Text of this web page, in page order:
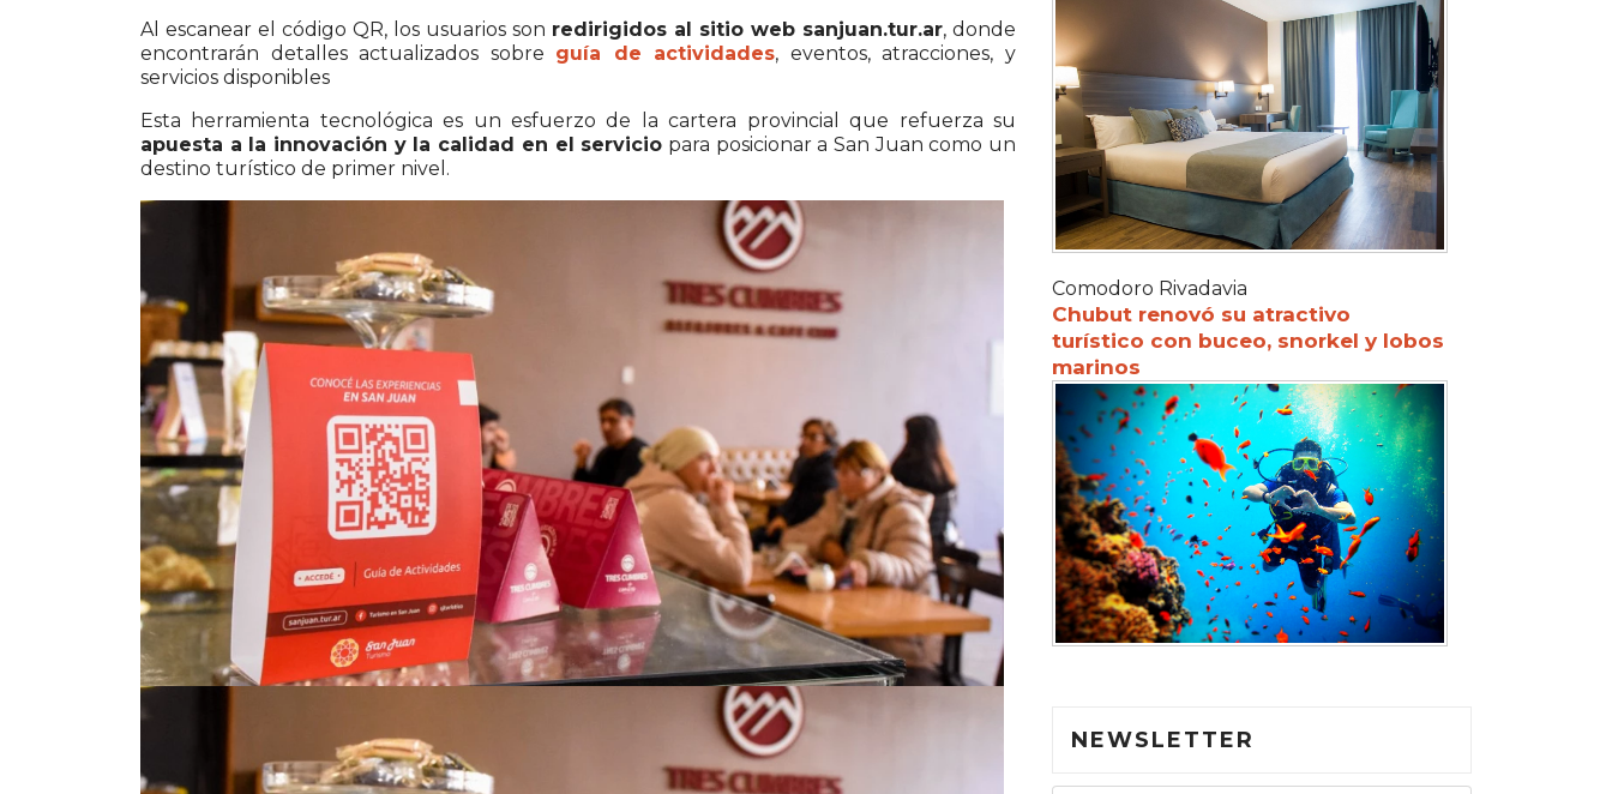
Al escanear el código QR, los usuarios son redirigidos al sitio web sanjuan.tur.ar, donde
encontrarán detalles actualizados sobre guía de actividades, eventos, atracciones, y
servicios disponibles
Esta herramienta tecnológica es un esfuerzo de la cartera provincial que refuerza su
apuesta a la innovación y la calidad en el servicio para posicionar a San Juan como un
destino turístico de primer nivel.
Comodoro Rivadavia
Chubut renovó su atractivo
turístico con buceo, snorkel y lobos
marinos
NEWSLETTER